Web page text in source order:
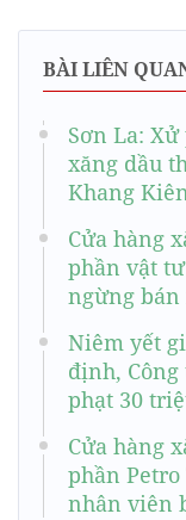
BÀI LIÊN
Sơn La:
xăng dầu
Khang
Cửa hàng
phần vật
ngừng bán
Niêm yết
định,
phạt 30
Cửa hàng
phần
nhân viên